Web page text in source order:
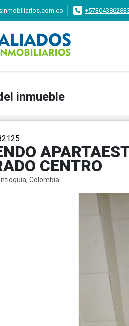
inmueble
CENTRO
Colombia